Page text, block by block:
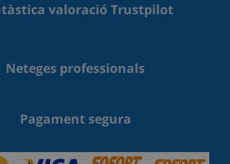
valoració Trustpilot
Neteges professionals
Pagament segura